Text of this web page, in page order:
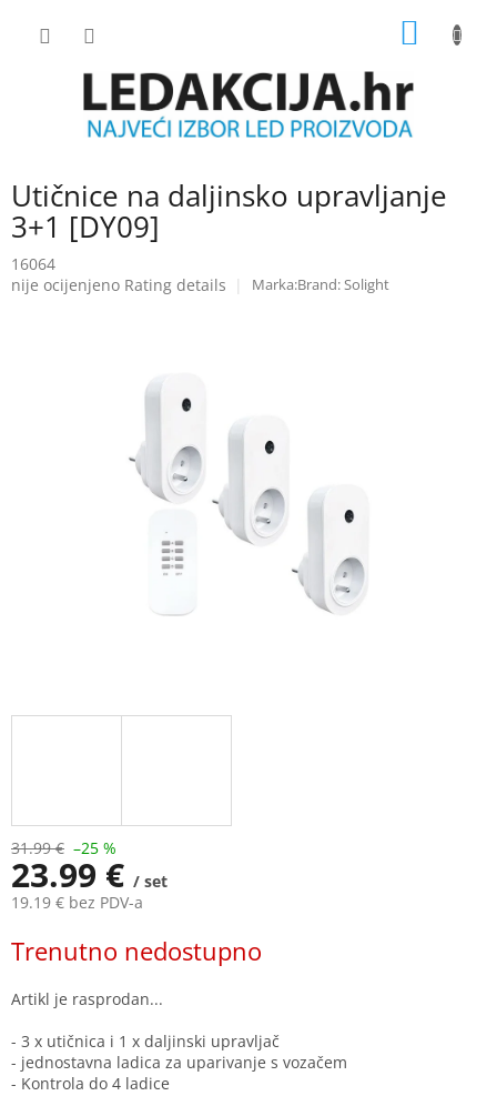
Utičnice na daljinsko upravljanje
3+1 [DY09]
16064
The
nije ocijenjeno Rating details Brand:Solight
31.99 € –25 %
23.99 € / set
19.19 € bez PDV-a
price:
Trenutno nedostupno
- 3 x utičnica i 1 x daljinski upravljač
- jednostavna ladica za uparivanje s vozačem
- Kontrola do 4 ladice